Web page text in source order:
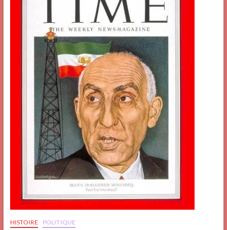
HISTOIRE POLITIQUE